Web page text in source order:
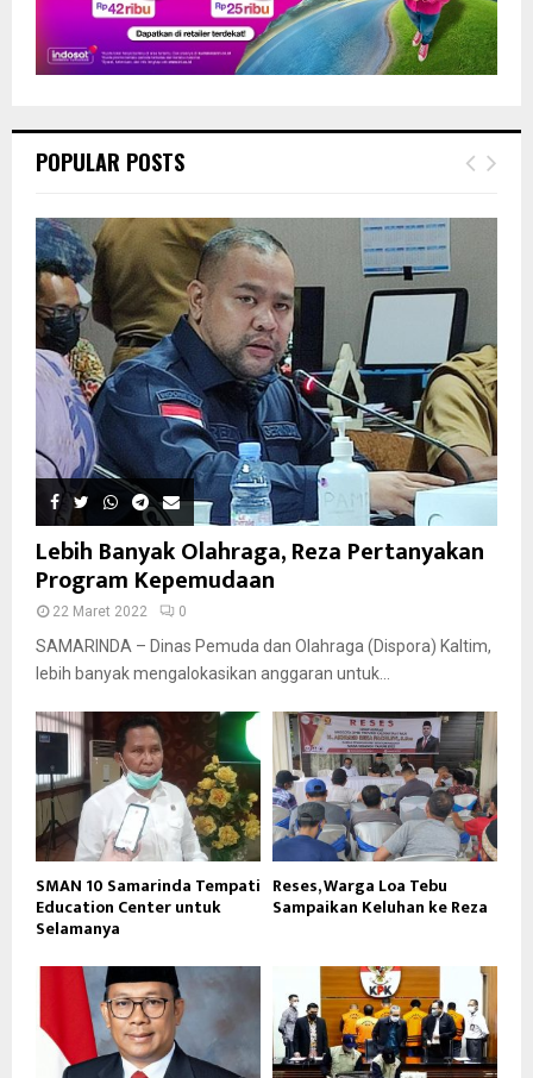
POPULAR POSTS
Lebih Banyak Olahraga, Reza Pertanyakan
Program Kepemudaan
22 Maret 2022 0
SAMARINDA – Dinas Pemuda dan Olahraga (Dispora) Kaltim,
lebih banyak mengalokasikan anggaran untuk...
SMAN 10 Samarinda Tempati
Education Center untuk
Selamanya
Reses, Warga Loa Tebu
Sampaikan Keluhan ke Reza